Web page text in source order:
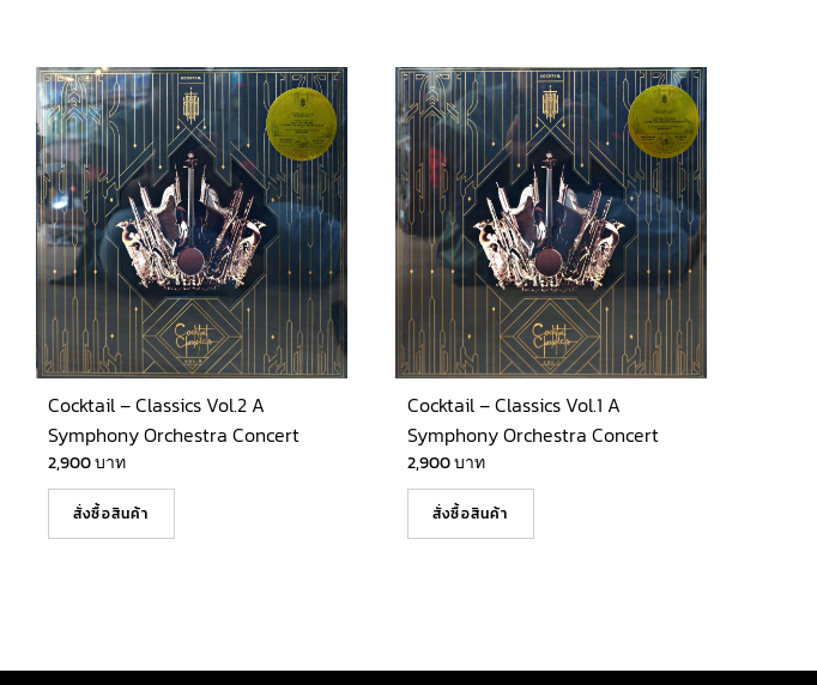
Cocktail – Classics Vol.2 A
Symphony Orchestra Concert
2,900บาท
สั่งซื้อสินค้า
Cocktail – Classics Vol.1 A
Symphony Orchestra Concert
2,900บาท
สั่งซื้อสินค้า